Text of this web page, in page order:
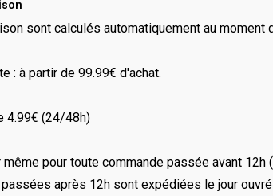
sont calculés automatiquement au
: à partir de 99.99€ d'achat.
4.99€ (24/48h)
même pour toute commande passée avant
après 12h sont expédiées le jour